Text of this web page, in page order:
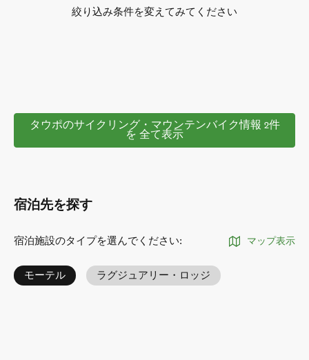
絞り込み条件を変えてみてください
タウポのサイクリング・マウンテンバイク情報 2件
を 全て表示
宿泊先を探す
宿泊施設のタイプを選んでください: マップ表示
モーテル ラグジュアリー・ロッジ